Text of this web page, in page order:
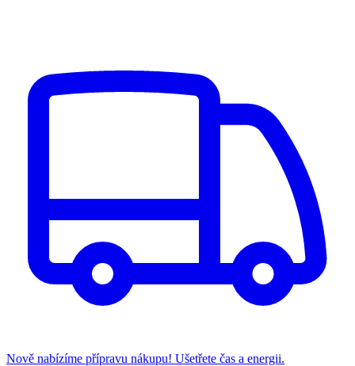
Nově nabízíme přípravu nákupu! Ušetřete čas a energii.